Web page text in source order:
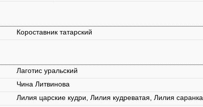
Короставник татарский
Лаготис уральский
Чина Литвинова
Лилия царские кудри, Лилия кудреватая, Лилия саранка